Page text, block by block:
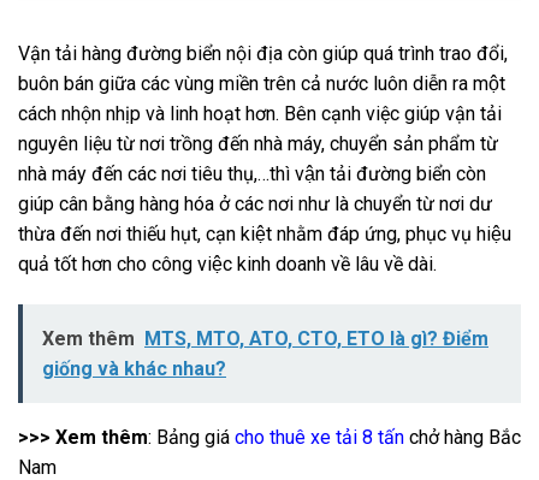
Vận tải hàng đường biển nội địa còn giúp quá trình trao đổi,
buôn bán giữa các vùng miền trên cả nước luôn diễn ra một
cách nhộn nhịp và linh hoạt hơn. Bên cạnh việc giúp vận tải
nguyên liệu từ nơi trồng đến nhà máy, chuyển sản phẩm từ
nhà máy đến các nơi tiêu thụ,…thì vận tải đường biển còn
giúp cân bằng hàng hóa ở các nơi như là chuyển từ nơi dư
thừa đến nơi thiếu hụt, cạn kiệt nhằm đáp ứng, phục vụ hiệu
quả tốt hơn cho công việc kinh doanh về lâu về dài.
Xem thêm MTS, MTO, ATO, CTO, ETO là gì? Điểm
giống và khác nhau?
>>> Xem thêm: Bảng giá cho thuê xe tải 8 tấn chở hàng Bắc
Nam